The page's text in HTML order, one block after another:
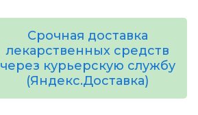
Срочная доставка
лекарственных средств
через курьерскую службу
(Яндекс.Доставка)